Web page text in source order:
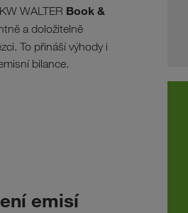
WALTER Book &
a doložitelně
To přináší výhody i
bilance.
emisí